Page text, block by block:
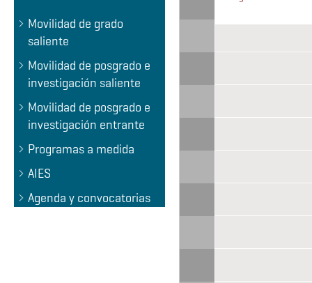
Movilidad de grado
saliente
Movilidad de posgrado e
investigación saliente
Movilidad de posgrado e
investigación entrante
Programas a medida
AIES
Agenda y convocatorias